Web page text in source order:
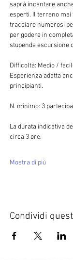
saprà incantare
esperti. Il terreno mai
tracciare numerosi
per godere in
stupenda escursione
Difficoltà: Medio /
Esperienza adatta
principianti.
N. minimo: 3
La durata indicativa
circa 3 ore.
Mostra di più
Condividi